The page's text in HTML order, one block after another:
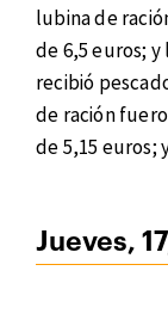
lubina de
de 6,5 euros; y
recibió
de ración
de 5,15 euros;
Jueves,